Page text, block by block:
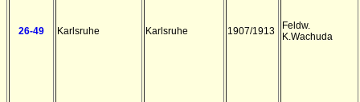
26-49 Karlsruhe Karlsruhe 1907/1913
Feldw.
K.Wachuda